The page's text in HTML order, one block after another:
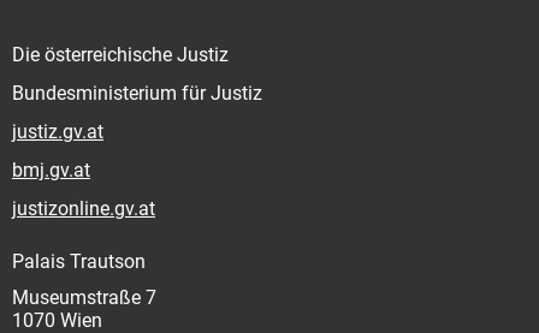
Die österreichische Justiz
Bundesministerium für Justiz
justiz.gv.at
bmj.gv.at
justizonline.gv.at
Palais Trautson
Museumstraße 7
1070 Wien